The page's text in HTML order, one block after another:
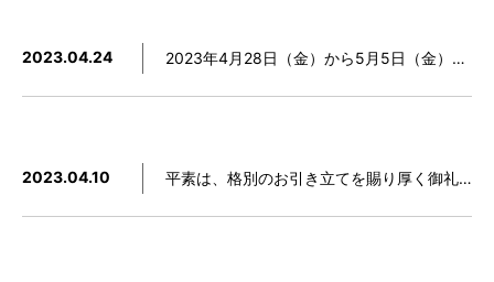
2023.04.24 2023年4月28日（金）から5月5日（金）はGW休暇中の休業となり、カタログ及びサンプル等全ての出荷を終日休止とさせていただきます。GW休暇中は臨時対応による出荷もできませんので、お早めにご注文くださいますよう、お願い致します。
2023.04.10 平素は、格別のお引き立てを賜り厚く御礼申し上げます。弊社は、2023年4月10日より、Staron🄬（スタロン🄬）の限定商品プロモーションを行うことになりました。材料数量に合わせて値引きを行いますので、値引き幅については弊社の各代理店もしくは弊社にお問い合わせください。…